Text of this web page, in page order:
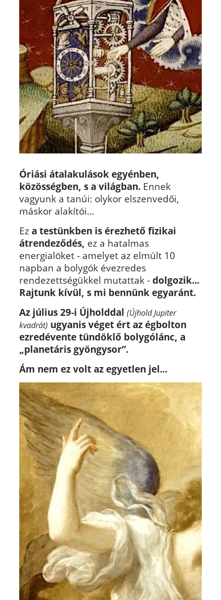
Óriási átalakulások egyénben,
közösségben, s a világban.Ennek
vagyunk a tanúi: olykor elszenvedői,
máskor alakítói...
Ez a testünkben is érezhető fizikai
átrendeződés, ez a hatalmas
energialöket - amelyet az elmúlt 10
napban a bolygók évezredes
rendezettségükkel mutattak - dolgozik...
Rajtunk kívül, s mi bennünk egyaránt.
Az július 29-i Újholddal (Újhold Jupiter
kvadrát) ugyanis véget ért az égbolton
ezredévente tündöklő bolygólánc, a
„planetáris gyöngysor”.
Ám nem ez volt az egyetlen jel...